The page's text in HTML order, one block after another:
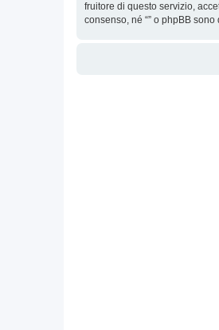
fruitore di questo servizio,
consenso, né “” o phpBB